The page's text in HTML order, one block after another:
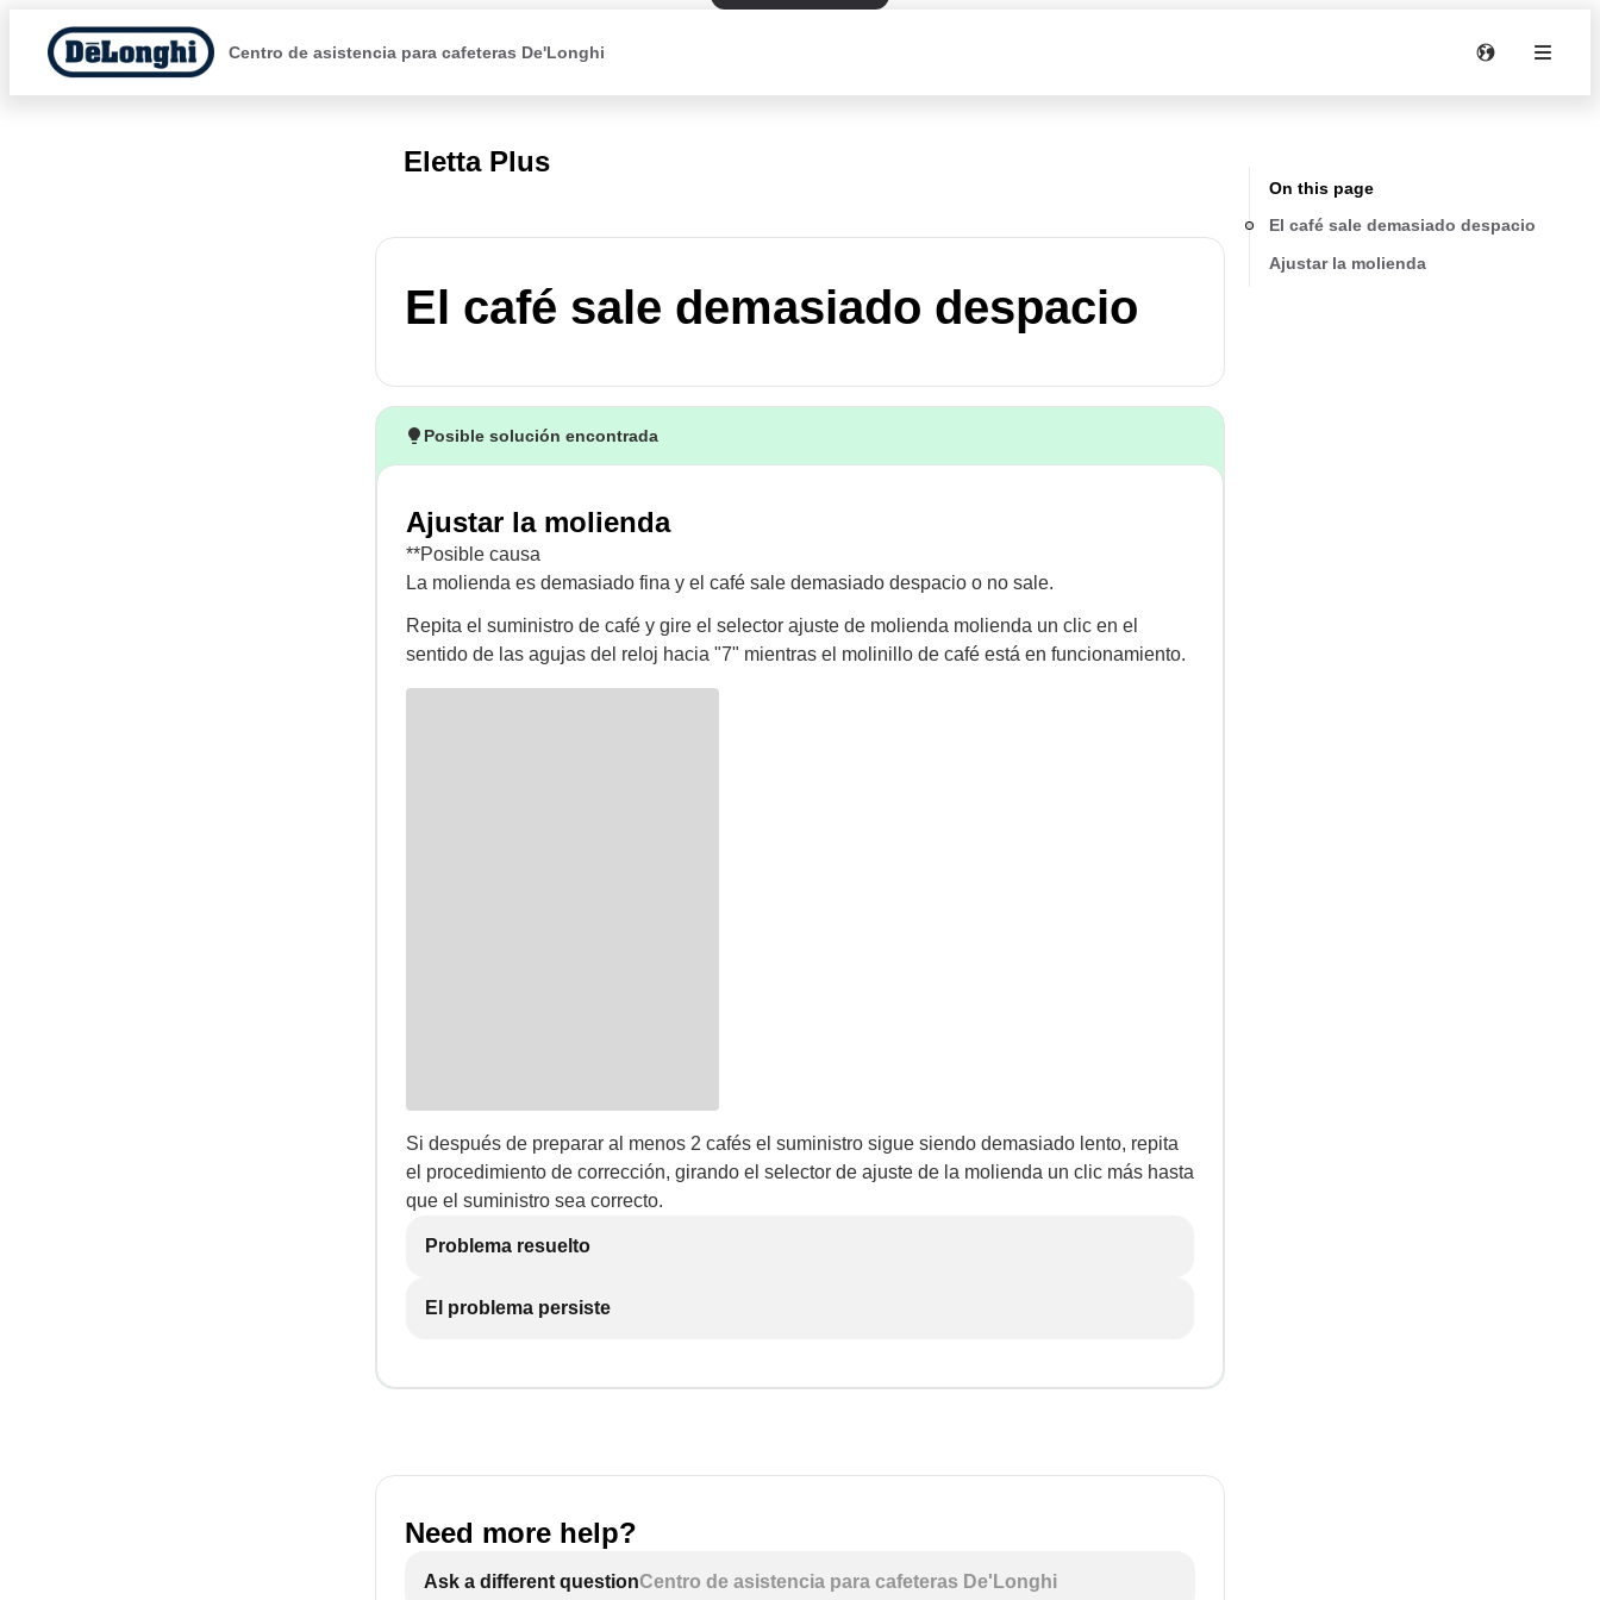
Centro de asistencia para cafeteras De'Longhi
Eletta Plus
El café sale demasiado despacio
Posible solución encontrada
Ajustar la molienda
**Posible causa
La molienda es demasiado fina y el café sale demasiado despacio o no sale.
Repita el suministro de café y gire el selector ajuste de molienda molienda un clic en el
sentido de las agujas del reloj hacia "7" mientras el molinillo de café está en funcionamiento.
Si después de preparar al menos 2 cafés el suministro sigue siendo demasiado lento, repita
el procedimiento de corrección, girando el selector de ajuste de la molienda un clic más hasta
que el suministro sea correcto.
Problema resuelto
El problema persiste
Need more help?
Ask a different questionCentro de asistencia para cafeteras De'Longhi
On this page
El café sale demasiado despacio
Ajustar la molienda